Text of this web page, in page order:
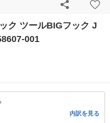
ク ツールBIGフック J
001
内訳を見る